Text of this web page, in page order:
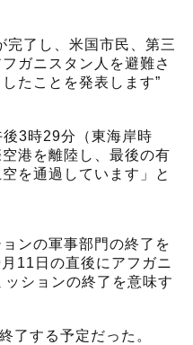
完了し、米国市民、第三
ガニスタン人を避難さ
たことを発表します”
3時29分（東海岸時
港を離陸し、最後の有
を通過しています」と
ンの軍事部門の終了を
11日の直後にアフガニ
ションの終了を意味す
了する予定だった。